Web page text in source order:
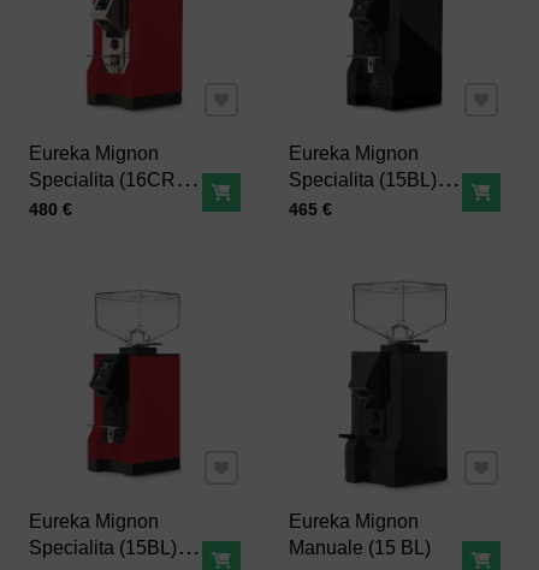
Eureka Mignon
Specialita (16CR),
červený
Cena s DPH
480 € Do košíka
Eureka Mignon
Specialita (15BL),
čierny
Cena s DPH
465 € Do
Eureka Mignon
Specialita (15BL),
Eureka Mignon
Manuale (15 BL)